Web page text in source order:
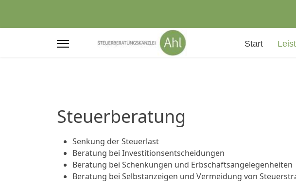
Start
Steuerberatung
Senkung der Steuerlast
Beratung bei Investitionsentscheidungen
Beratung bei Schenkungen und Erbschaftsangelegenheiten
Beratung bei Selbstanzeigen und Vermeidung von